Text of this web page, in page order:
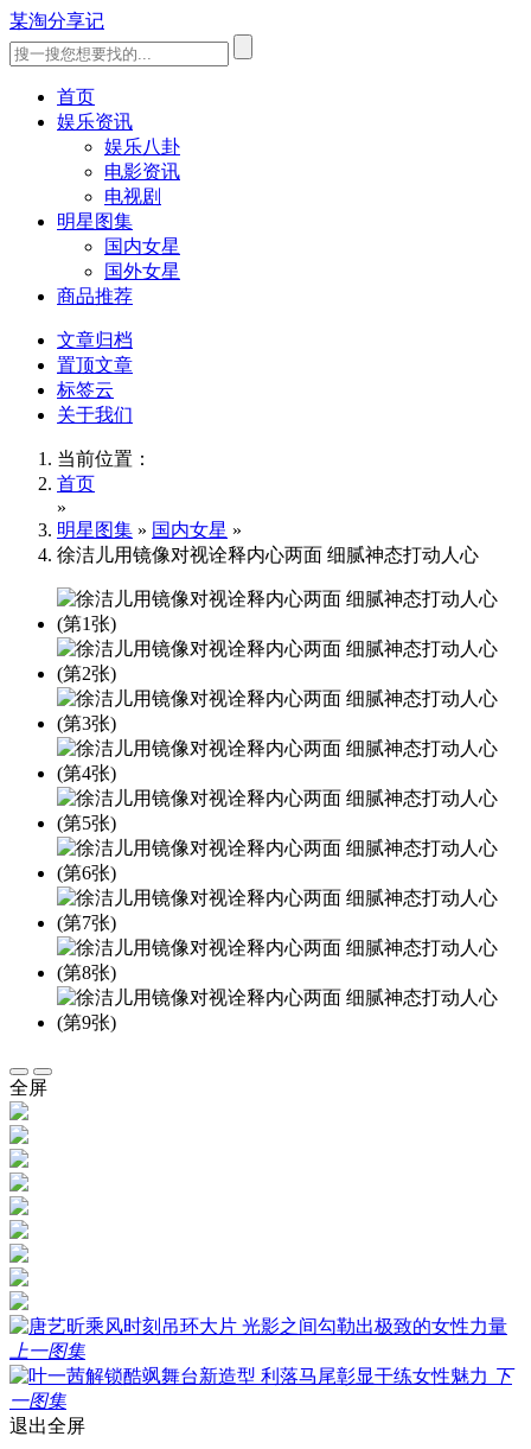
某淘分享记
首页
娱乐资讯
娱乐八卦
电影资讯
电视剧
明星图集
国内女星
国外女星
商品推荐
文章归档
置顶文章
标签云
关于我们
当前位置：
首页
»
明星图集 » 国内女星 »
徐洁儿用镜像对视诠释内心两面 细腻神态打动人心
全屏
上一图集
下
一图集
退出全屏